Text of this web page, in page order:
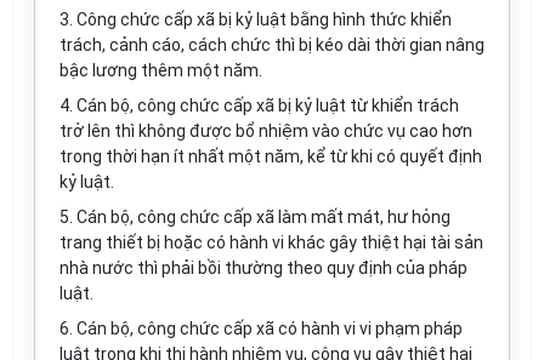
3. Công chức cấp xã bị kỷ luật bằng hình thức khiển
trách, cảnh cáo, cách chức thì bị kéo dài thời gian nâng
bậc lương thêm một năm.
4. Cán bộ, công chức cấp xã bị kỷ luật từ khiển trách
trở lên thì không được bổ nhiệm vào chức vụ cao hơn
trong thời hạn ít nhất một năm, kể từ khi có quyết định
kỷ luật.
5. Cán bộ, công chức cấp xã làm mất mát, hư hỏng
trang thiết bị hoặc có hành vi khác gây thiệt hại tài sản
nhà nước thì phải bồi thường theo quy định của pháp
luật.
6. Cán bộ, công chức cấp xã có hành vi vi phạm pháp
luật trong khi thi hành nhiệm vụ, công vụ gây thiệt hại